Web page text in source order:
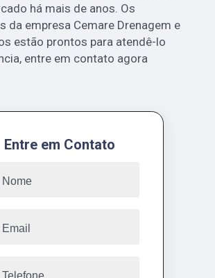
há mais de anos. Os
da empresa Cemare Drenagem e
estão prontos para atendê-lo
entre em contato agora
Entre em Contato